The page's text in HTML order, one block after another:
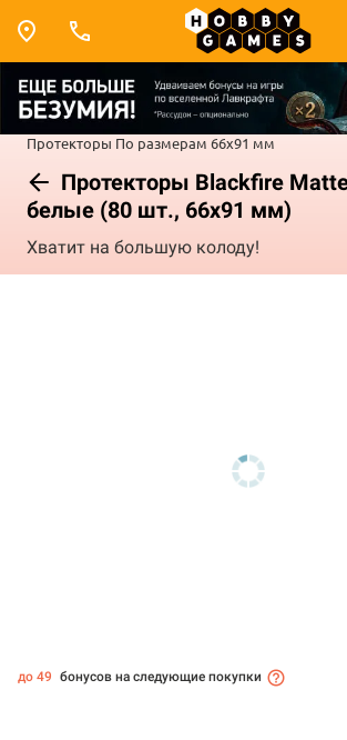
Протекторы По размерам 66x91 мм
Протекторы Blackfire
белые (80 шт., 66x91 мм)
Хватит на большую колоду!
до 49 бонусов на следующие покупки